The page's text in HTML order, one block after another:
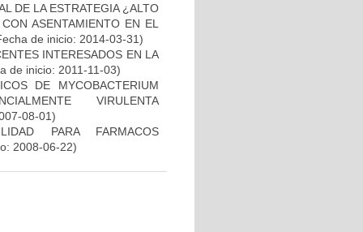
DE LA ESTRATEGIA ¿ALTO
ASENTAMIENTO EN EL
de inicio: 2014-03-31)
INTERESADOS EN LA
de inicio: 2011-11-03)
DE MYCOBACTERIUM
VIRULENTA
08-01)
PARA FARMACOS
2008-06-22)